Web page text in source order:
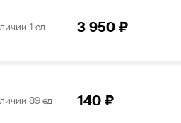
1 ед 3 950 ₽
89 ед 140 ₽